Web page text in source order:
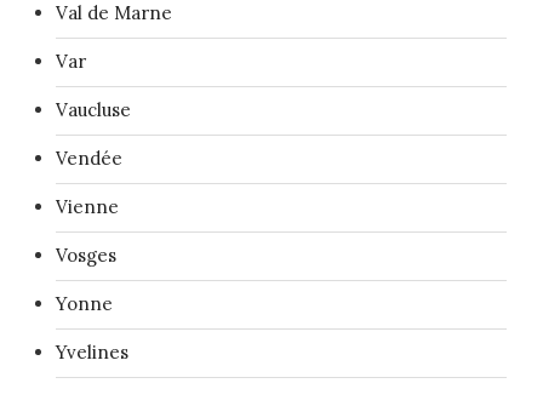
Val de Marne
Var
Vaucluse
Vendée
Vienne
Vosges
Yonne
Yvelines